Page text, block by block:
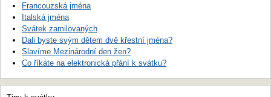
Francouzská jména
Italská jména
Svátek zamilovaných
Dali byste svým dětem dvě křestní jména?
Slavíme Mezinárodní den žen?
Co říkáte na elektronická přání k svátku?